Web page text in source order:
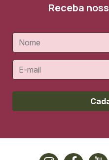
Receba